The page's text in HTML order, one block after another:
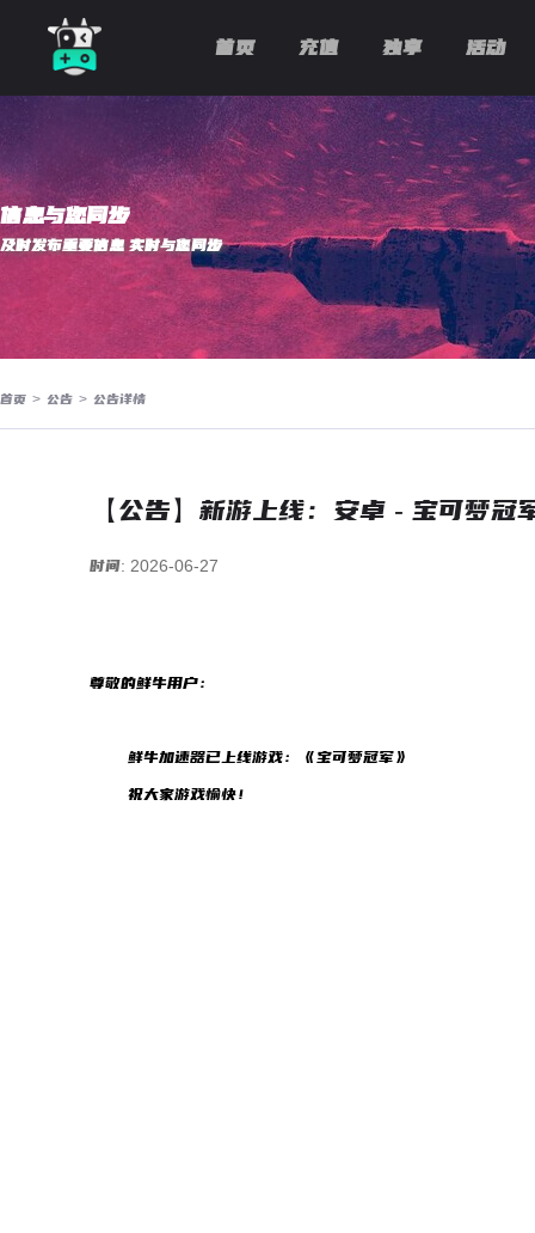
首页 充值 独享 活动
信息与您同步
及时发布重要信息 实时与您同步
首页 > 公告 > 公告详情
【公告】新游上线：安卓 - 宝可梦冠
时间: 2026-06-27
尊敬的鲜牛用户：
鲜牛加速器已上线游戏：《宝可梦冠军》
祝大家游戏愉快！